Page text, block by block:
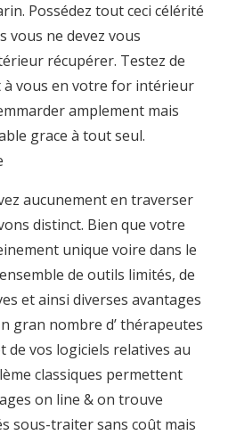
Possédez tout ceci célérité
vous ne devez vous
récupérer. Testez de
vous en votre for intérieur
amplement mais
grace à tout seul.
aucunement en traverser
distinct. Bien que votre
unique voire dans le
de outils limités, de
et ainsi diverses avantages
gran nombre d’ thérapeutes
de vos logiciels relatives au
classiques permettent
on line & on trouve
sous-traiter sans coût mais